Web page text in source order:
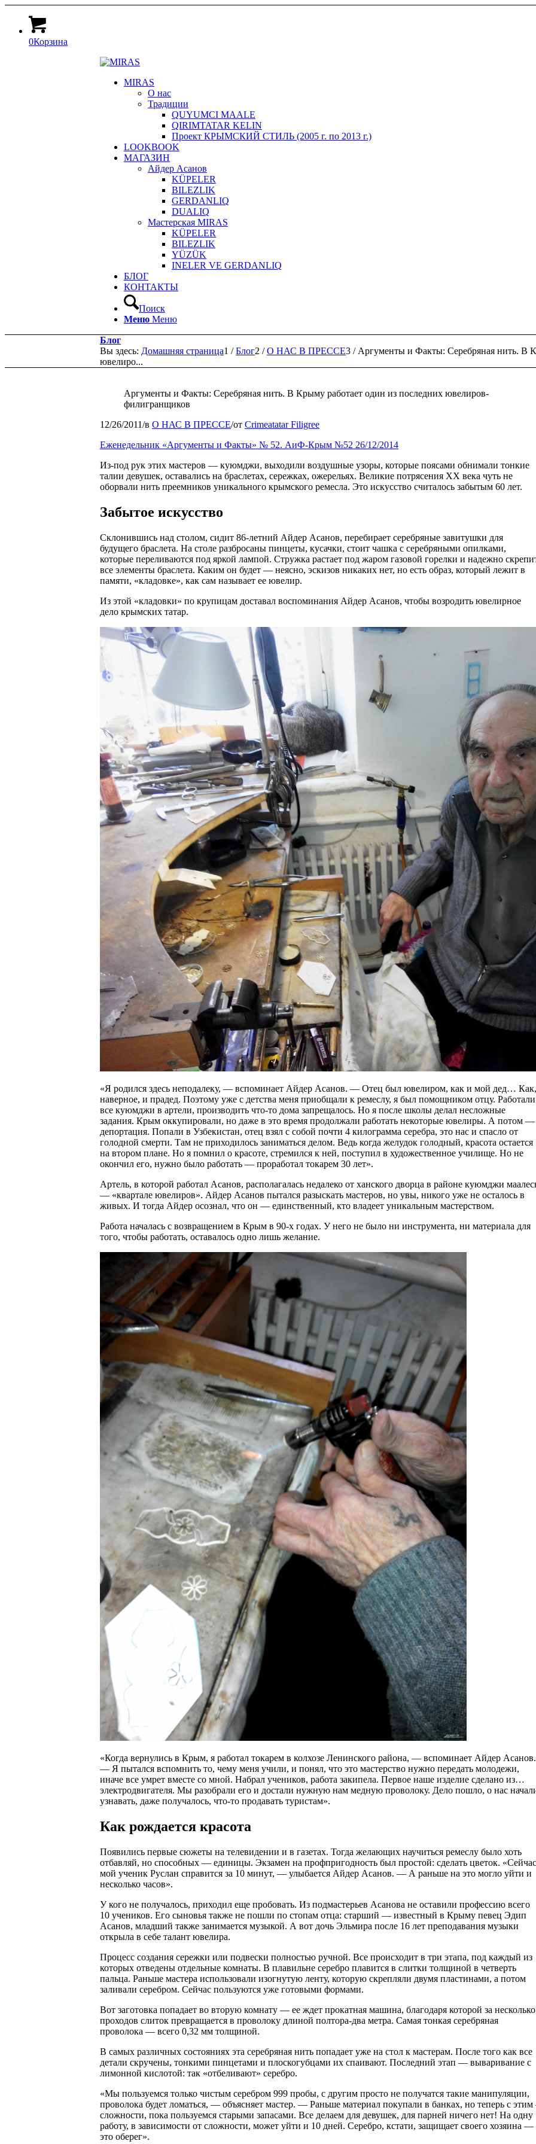
0Корзина
MIRAS
О нас
Традиции
QUYUMCI MAALE
QIRIMTATAR KELIN
Проект КРЫМСКИЙ СТИЛЬ (2005 г. по 2013 г.)
LOOKBOOK
МАГАЗИН
Айдер Асанов
KÜPELER
BILEZLIK
GERDANLIQ
DUALIQ
Мастерская MIRAS
KÜPELER
BILEZLIK
YÜZÜK
INELER VE GERDANLIQ
БЛОГ
КОНТАКТЫ
Поиск
Меню Меню
Блог
Вы здесь: Домашняя страница1 / Блог2 / О НАС В ПРЕССЕ3 / Аргументы и Факты: Серебряная нить. В
ювелиро...
Аргументы и Факты: Серебряная нить. В Крыму работает один из последних ювелиров-
филигранщиков
12/26/2011/в О НАС В ПРЕССЕ/от Crimeatatar Filigree
Еженедельник «Аргументы и Факты» № 52. АиФ-Крым №52 26/12/2014
Из-под рук этих мастеров — куюмджи, выходили воздушные узоры, которые поясами обнимали тонкие
талии девушек, оставались на браслетах, сережках, ожерельях. Великие потрясения XX века чуть не
оборвали нить преемников уникального крымского ремесла. Это искусство считалось забытым 60 лет.
Забытое искусство
Склонившись над столом, сидит 86-летний Айдер Асанов, перебирает серебряные завитушки для
будущего браслета. На столе разбросаны пинцеты, кусачки, стоит чашка с серебряными опилками,
которые переливаются под яркой лампой. Стружка растает под жаром газовой горелки и надежно
все элементы браслета. Каким он будет — неясно, эскизов никаких нет, но есть образ, который лежит в
памяти, «кладовке», как сам называет ее ювелир.
Из этой «кладовки» по крупицам доставал воспоминания Айдер Асанов, чтобы возродить ювелирное
дело крымских татар.
«Я родился здесь неподалеку, — вспоминает Айдер Асанов. — Отец был ювелиром, как и мой дед… Как,
наверное, и прадед. Поэтому уже с детства меня приобщали к ремеслу, я был помощником отцу. Работали
все куюмджи в артели, производить что-то дома запрещалось. Но я после школы делал несложные
задания. Крым оккупировали, но даже в это время продолжали работать некоторые ювелиры. А потом —
депортация. Попали в Узбекистан, отец взял с собой почти 4 килограмма серебра, это нас и спасло от
голодной смерти. Там не приходилось заниматься делом. Ведь когда желудок голодный, красота остается
на втором плане. Но я помнил о красоте, стремился к ней, поступил в художественное училище. Но не
окончил его, нужно было работать — проработал токарем 30 лет».
Артель, в которой работал Асанов, располагалась недалеко от ханского дворца в районе куюмджи
— «квартале ювелиров». Айдер Асанов пытался разыскать мастеров, но увы, никого уже не осталось в
живых. И тогда Айдер осознал, что он — единственный, кто владеет уникальным мастерством.
Работа началась с возвращением в Крым в 90-х годах. У него не было ни инструмента, ни материала для
того, чтобы работать, оставалось одно лишь желание.
«Когда вернулись в Крым, я работал токарем в колхозе Ленинского района, — вспоминает Айдер Асанов.
— Я пытался вспомнить то, чему меня учили, и понял, что это мастерство нужно передать молодежи,
иначе все умрет вместе со мной. Набрал учеников, работа закипела. Первое наше изделие сделано из…
электродвигателя. Мы разобрали его и достали нужную нам медную проволоку. Дело пошло, о нас
узнавать, даже получалось, что-то продавать туристам».
Как рождается красота
Появились первые сюжеты на телевидении и в газетах. Тогда желающих научиться ремеслу было хоть
отбавляй, но способных — единицы. Экзамен на профпригодность был простой: сделать цветок. «Сейчас
мой ученик Руслан справится за 10 минут, — улыбается Айдер Асанов. — А раньше на это могло уйти и
несколько часов».
У кого не получалось, приходил еще пробовать. Из подмастерьев Асанова не оставили профессию всего
10 учеников. Его сыновья также не пошли по стопам отца: старший — известный в Крыму певец Эдип
Асанов, младший также занимается музыкой. А вот дочь Эльмира после 16 лет преподавания музыки
открыла в себе талант ювелира.
Процесс создания сережки или подвески полностью ручной. Все происходит в три этапа, под каждый из
которых отведены отдельные комнаты. В плавильне серебро плавится в слитки толщиной в четверть
пальца. Раньше мастера использовали изогнутую ленту, которую скрепляли двумя пластинами, а потом
заливали серебром. Сейчас пользуются уже готовыми формами.
Вот заготовка попадает во вторую комнату — ее ждет прокатная машина, благодаря которой за несколько
проходов слиток превращается в проволоку длиной полтора-два метра. Самая тонкая серебряная
проволока — всего 0,32 мм толщиной.
В самых различных состояниях эта серебряная нить попадает уже на стол к мастерам. После того как все
детали скручены, тонкими пинцетами и плоскогубцами их спаивают. Последний этап — вываривание с
лимонной кислотой: так «отбеливают» серебро.
«Мы пользуемся только чистым серебром 999 пробы, с другим просто не получатся такие манипуляции,
проволока будет ломаться, — объясняет мастер. — Раньше материал покупали в банках, но теперь с этим
сложности, пока пользуемся старыми запасами. Все делаем для девушек, для парней ничего нет! На одну
работу, в зависимости от сложности, может уйти и 10 дней. Серебро, кстати, защищает своего хозяина —
это оберег».